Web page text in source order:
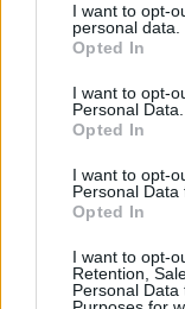
not limited to your
grant or deny
use your data for
consent section.
I want to opt-
personal data.
Opted In
I want to opt-
Personal Data.
Opted In
I want to opt-
Personal Data
Opted In
I want to opt-
Retention,
Personal
Puskás-